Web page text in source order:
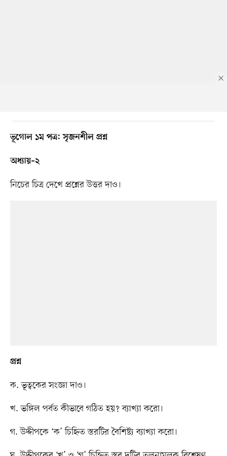
ভূগোল ১ম পত্র: সৃজনশীল প্রশ্ন
অধ্যায়–২
নিচের চিত্র দেখে প্রশ্নের উত্তর দাও।
প্রশ্ন
ক. ভূত্বকের সংজ্ঞা দাও।
খ. ভঙ্গিল পর্বত কীভাবে গঠিত হয়? ব্যাখ্যা করো।
গ. উদ্দীপকে ‘ক’ চিহ্নিত স্তরটির বৈশিষ্ট্য ব্যাখ্যা করো।